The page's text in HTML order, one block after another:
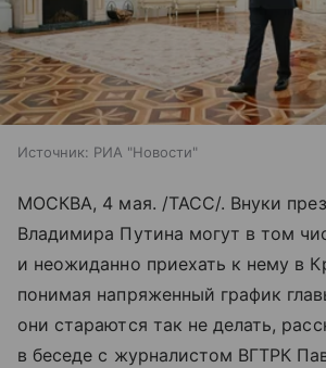
Источник: РИА "Новости"
МОСКВА, 4 мая. /ТАСС/. Внуки
Владимира Путина могут в том
и неожиданно приехать к нему в
понимая напряженный график
они стараются так не делать,
в беседе с журналистом ВГТРК